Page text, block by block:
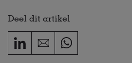
Deel dit artikel